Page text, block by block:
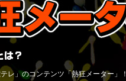
レ」のコンテンツ「熱狂メーター」！